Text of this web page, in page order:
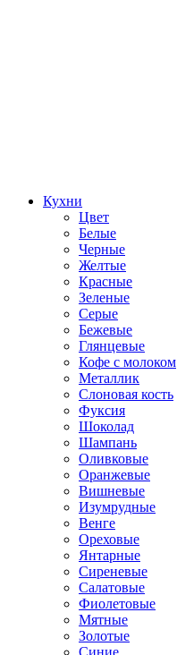
Кухни
Цвет
Белые
Черные
Желтые
Красные
Зеленые
Серые
Бежевые
Глянцевые
Кофе с молоком
Металлик
Слоновая кость
Фуксия
Шоколад
Шампань
Оливковые
Оранжевые
Вишневые
Изумрудные
Венге
Ореховые
Янтарные
Сиреневые
Салатовые
Фиолетовые
Мятные
Золотые
Синие